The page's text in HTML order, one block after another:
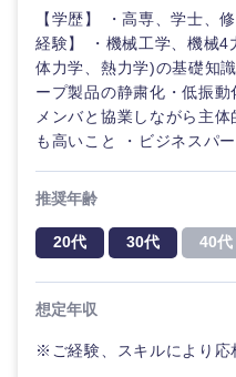
【学歴】 ・高専、学士、
経験】 ・機械工学、機械
体力学、熱力学)の基礎知
ープ製品の静粛化・低振
メンバと協業しながら主
も高いこと ・ビジネスパ
推奨年齢
20代 30代 40代
想定年収
※ご経験、スキルにより応